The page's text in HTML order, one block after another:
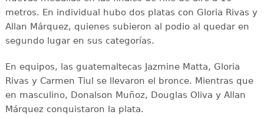
metros. En individual hubo dos platas con Gloria Rivas y
Allan Márquez, quienes subieron al podio al quedar en
segundo lugar en sus categorías.
En equipos, las guatemaltecas Jazmine Matta, Gloria
Rivas y Carmen Tiul se llevaron el bronce. Mientras que
en masculino, Donalson Muñoz, Douglas Oliva y Allan
Márquez conquistaron la plata.